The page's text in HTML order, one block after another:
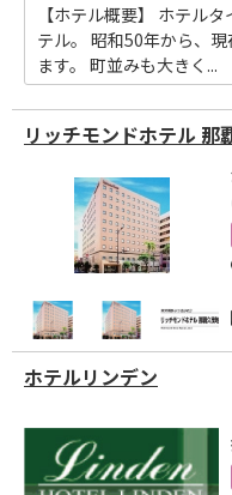
【ホテル概要】 ホテル
テル。 昭和50年から、
ます。 町並みも大きく...
リッチモンドホテル 那
ホテルリンデン